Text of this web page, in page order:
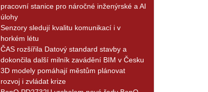
pracovní stanice pro náročné inženýrské a AI
úlohy
Senzory sledují kvalitu komunikací i v
horkém létu
ČAS rozšířila Datový standard stavby a
dokončila další milník zavádění BIM v Česku
3D modely pomáhají městům plánovat
rozvoj i zvládat krize